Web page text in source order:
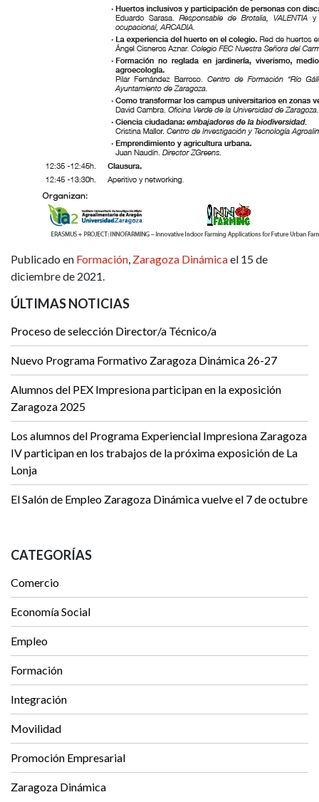
Publicado en Formación, Zaragoza Dinámicael 15 de
diciembre de 2021.
ÚLTIMAS NOTICIAS
Proceso de selección Director/a Técnico/a
Nuevo Programa Formativo Zaragoza Dinámica 26-27
Alumnos del PEX Impresiona participan en la exposición
Zaragoza 2025
Los alumnos del Programa Experiencial Impresiona Zaragoza
IV participan en los trabajos de la próxima exposición de La
Lonja
El Salón de Empleo Zaragoza Dinámica vuelve el 7 de octubre
CATEGORÍAS
Comercio
Economía Social
Empleo
Formación
Integración
Movilidad
Promoción Empresarial
Zaragoza Dinámica